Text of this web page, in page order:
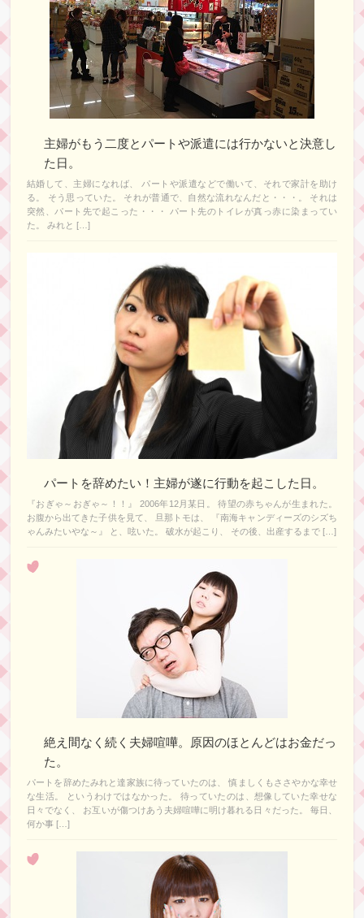
主婦がもう二度とパートや派遣には行かないと決意し
た日。
結婚して、主婦になれば、 パートや派遣などで働いて、それで家計を助け
る。 そう思っていた。 それが普通で、自然な流れなんだと・・・。 それは
突然、パート先で起こった・・・ パート先のトイレが真っ赤に染まってい
た。 みれと […]
パートを辞めたい！主婦が遂に行動を起こした日。
『おぎゃ～おぎゃ～！！』 2006年12月某日。 待望の赤ちゃんが生まれた。
お腹から出てきた子供を見て、 旦那トモは、 『南海キャンディーズのシズち
ゃんみたいやな～』 と、呟いた。 破水が起こり、 その後、出産するまで […]
絶え間なく続く夫婦喧嘩。原因のほとんどはお金だっ
た。
パートを辞めたみれと達家族に待っていたのは、 慎ましくもささやかな幸せ
な生活。 というわけではなかった。 待っていたのは、想像していた幸せな
日々でなく、 お互いが傷つけあう夫婦喧嘩に明け暮れる日々だった。 毎日、
何か事 […]